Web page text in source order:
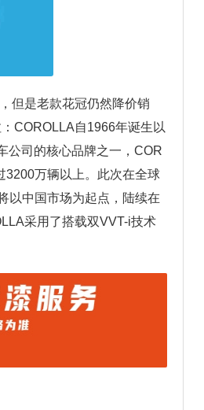
但是老款花冠仍然降价销
COROLLA自1966年诞生以
公司的核心品牌之一，COR
3200万辆以上。此次在全球
以中国市场为起点，陆续在
采用了搭载双VVT-i技术